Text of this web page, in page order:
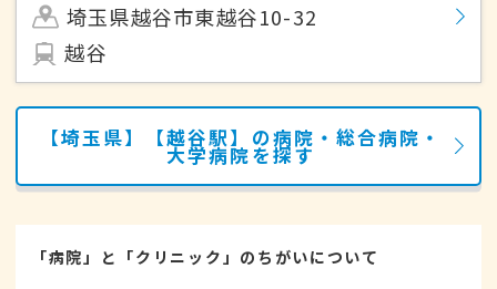
埼玉県越谷市東越谷10-32
越谷
【埼玉県】【越谷駅】の病院・総合病院・
大学病院を探す
「病院」と「クリニック」のちがいについて